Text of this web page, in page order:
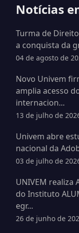
Notícias
Turma de
a conquista da
04 de agosto de
Novo Univem
amplia acesso
internacion...
13 de julho de
Univem abre
nacional da
03 de julho de
UNIVEM realiza
do Instituto
egr...
26 de junho de